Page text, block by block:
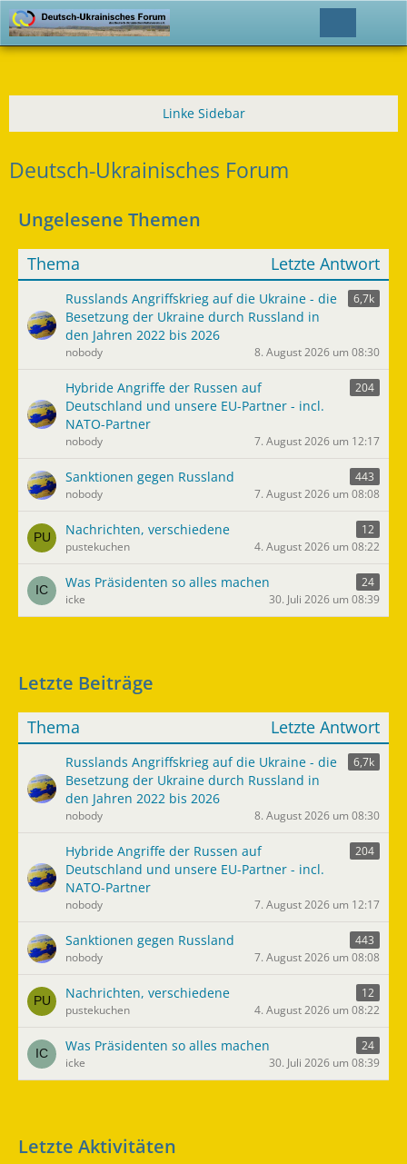
Deutsch-Ukrainisches Forum
Ungelesene Themen
Thema Letzte Antwort
Russlands Angriffskrieg auf die Ukraine - die
Besetzung der Ukraine durch Russland in
den Jahren 2022 bis 2026
6,7k
nobody 8. August 2026 um 08:30
Hybride Angriffe der Russen auf
Deutschland und unsere EU-Partner - incl.
NATO-Partner
204
nobody 7. August 2026 um 12:17
Sanktionen gegen Russland
443
nobody
7. August 2026 um 08:08
Nachrichten, verschiedene
12
pustekuchen
4. August 2026 um 08:22
Was Präsidenten so alles machen
24
icke
30. Juli 2026 um 08:39
Letzte Beiträge
Thema Letzte Antwort
Russlands Angriffskrieg auf die Ukraine - die
Besetzung der Ukraine durch Russland in
den Jahren 2022 bis 2026
6,7k
nobody 8. August 2026 um 08:30
Hybride Angriffe der Russen auf
Deutschland und unsere EU-Partner - incl.
NATO-Partner
204
nobody 7. August 2026 um 12:17
Sanktionen gegen Russland
443
nobody
7. August 2026 um 08:08
Nachrichten, verschiedene
12
pustekuchen
4. August 2026 um 08:22
Was Präsidenten so alles machen
24
icke
30. Juli 2026 um 08:39
Letzte Aktivitäten